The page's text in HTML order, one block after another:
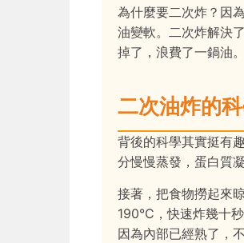
為什麼要二次炸？因
油變軟。二次炸解決
掉了，浪費了一鍋油。
二次油炸的
背後的科學其實挺有
分慢慢蒸發，蛋白質
接著，把食物撈起來
190°C，快速炸幾十
因為內部已經熟了，